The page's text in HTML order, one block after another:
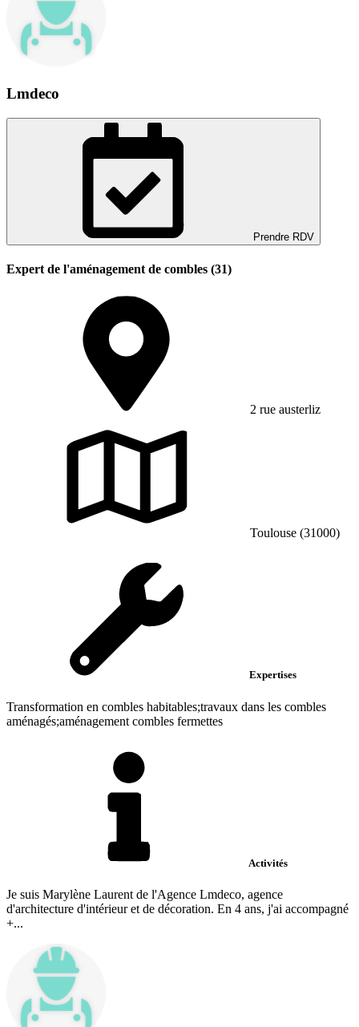
Lmdeco
Prendre RDV
Expert de l'aménagement de combles (31)
2 rue austerliz
Toulouse (31000)
Expertises
Transformation en combles habitables;travaux dans les combles
aménagés;aménagement combles fermettes
Activités
Je suis Marylène Laurent de l'Agence Lmdeco, agence
d'architecture d'intérieur et de décoration. En 4 ans, j'ai accompagné
+...